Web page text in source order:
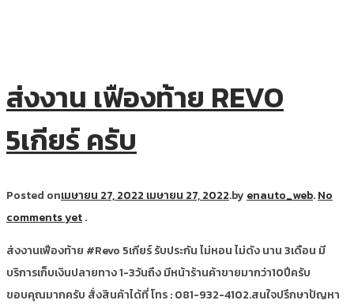
ส่งงาน เฟืองท้าย REVO
5เกียร์ ครับ
Posted onเมษายน 27, 2022 เมษายน 27, 2022.by enauto_web.No
comments yet.
ส่งงานเฟืองท้าย #Revo 5เกียร์ รับประกัน ไม่หอน ไม่ดัง นาน 3เดือน มี
บริการเก็บเงินปลายทาง 1-3วันถึง มีหน้าร้านค้าขายมากว่า10ปีครับ
ขอบคุณมากครับ สั่งสินค้าได้ที่ โทร : 081-932-4102.สนใจปรึกษาปัญหา